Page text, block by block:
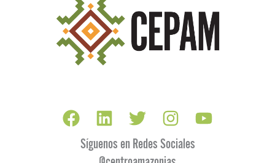
Síguenos en Redes Sociales